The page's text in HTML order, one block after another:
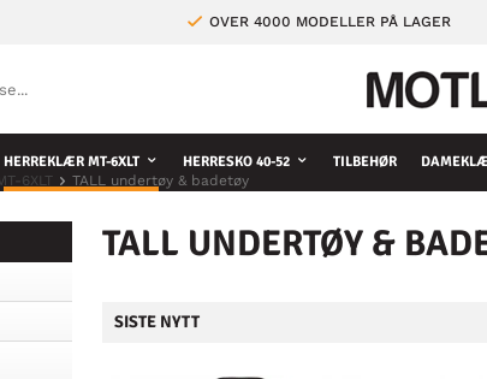
OVER 4000 MODELLER PÅ LAGER
HERREKLÆR MT-6XLT HERRESKO 40-52 TILBEHØR
6XLT TALL undertøy & badetøy
TALL UNDERTØY &
SISTE NYTT